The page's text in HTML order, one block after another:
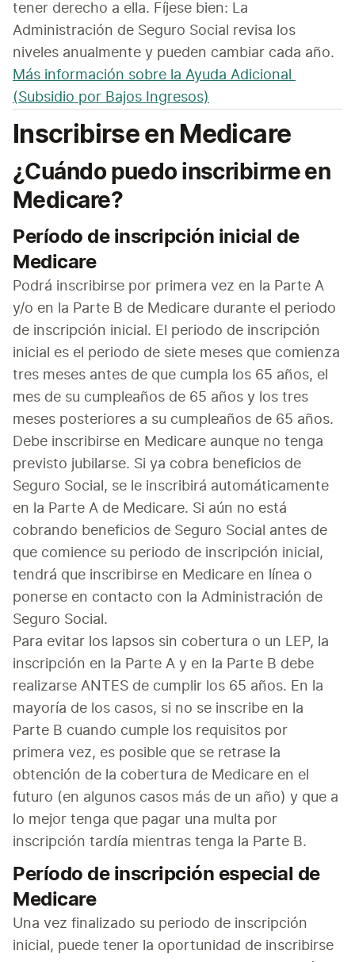
tener derecho a ella. Fíjese bien: La
Administración de Seguro Social revisa los
niveles anualmente y pueden cambiar cada año.
Más información sobre la Ayuda Adicional
(Subsidio por Bajos Ingresos)
Inscribirse en Medicare
¿Cuándo puedo inscribirme en
Medicare?
Período de inscripción inicial de
Medicare
Podrá inscribirse por primera vez en la Parte A
y/o en la Parte B de Medicare durante el periodo
de inscripción inicial. El periodo de inscripción
inicial es el periodo de siete meses que comienza
tres meses antes de que cumpla los 65 años, el
mes de su cumpleaños de 65 años y los tres
meses posteriores a su cumpleaños de 65 años.
Debe inscribirse en Medicare aunque no tenga
previsto jubilarse. Si ya cobra beneficios de
Seguro Social, se le inscribirá automáticamente
en la Parte A de Medicare. Si aún no está
cobrando beneficios de Seguro Social antes de
que comience su periodo de inscripción inicial,
tendrá que inscribirse en Medicare en línea o
ponerse en contacto con la Administración de
Seguro Social.
Para evitar los lapsos sin cobertura o un LEP, la
inscripción en la Parte A y en la Parte B debe
realizarse ANTES de cumplir los 65 años. En la
mayoría de los casos, si no se inscribe en la
Parte B cuando cumple los requisitos por
primera vez, es posible que se retrase la
obtención de la cobertura de Medicare en el
futuro (en algunos casos más de un año) y que a
lo mejor tenga que pagar una multa por
inscripción tardía mientras tenga la Parte B.
Período de inscripción especial de
Medicare
Una vez finalizado su periodo de inscripción
inicial, puede tener la oportunidad de inscribirse